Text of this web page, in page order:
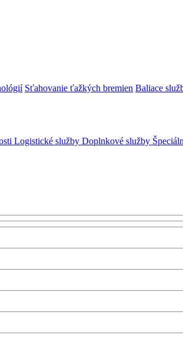
Sťahovanie ťažkých bremien Baliace
Logistické služby Doplnkové služby